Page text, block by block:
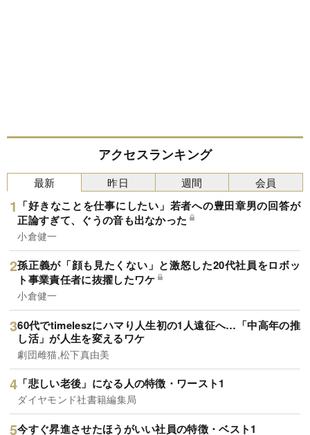
アクセスランキング
最新
「好きなことを仕事にしたい」若者への豊田章男の回答が
正論すぎて、ぐうの音も出なかった
小倉健一
孫正義が「顔も見たくない」と激怒した20代社員をロボッ
ト事業責任者に抜擢したワケ
小倉健一
60代でtimeleszにハマり人生初の1人遠征へ…「中高年の推
し活」が人生を変えるワケ
劇団雌猫,松下真由美
「悲しい老後」になる人の特徴・ワースト1
ダイヤモンド社書籍編集局
今すぐ昇進させたほうがいい社員の特徴・ベスト1
昨日 週間 会員